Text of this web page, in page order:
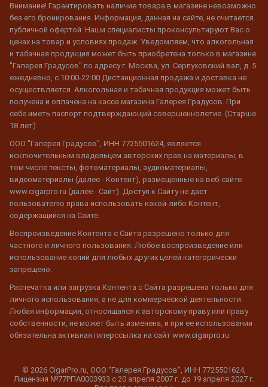
Внимание! Гарантировать наличие товара в магазине невозможно
без его бронирования. Информация, данная на сайте, не считается
публичной офертой. Наши специалисты проконсультируют Вас о
ценах на товар и условиях продаж. Уведомляем, что алкогольная
и табачная продукция может быть приобретена только в магазине
"Галерея Градусов" по адресу г. Москва, ул. Серпуховский вал, д. 5
ежедневно, с 10:00-22:00 Дистанционная продажа и доставка не
осуществляется. Алкогольная и табачная продукция может быть
получена и оплачена на кассе магазина Галерея Градусов. При
себе иметь паспорт подтверждающий совершеннолетие. (Старше
18 лет)
ООО "Галерея Градусов", ИНН 7725501624, является
исключительным владельцем авторских прав на материалы, в
том числе тексты, фотоматериалы, аудиоматериалы,
видеоматериалы (далее - Контент), размещенные на веб-сайте
www.cigarpro.ru (далее - Сайт). Доступ к Сайту не дает
пользователю права использовать какой-либо Контент,
содержащийся на Сайте.
Воспроизведение Контента с Сайта разрешено только для
частного и личного пользования. Любое воспроизведение или
использование копий для любых других целей категорически
запрещено.
Распечатка или загрузка Контента с Сайта разрешена только для
личного использования, а не для коммерческой деятельности.
Любая информация, относящаяся к авторскому праву или праву
собственности, не может быть изменена, и при ее использовании
обязательна активная гиперссылка на сайт www.cigarpro.ru
© 2026 CigarPro.ru, ООО "Галерея Градусов", ИНН 7725501624,
Лицензия №77РПА0003933 c 20 апреля 2007 г. до 19 апреля 2027 г.